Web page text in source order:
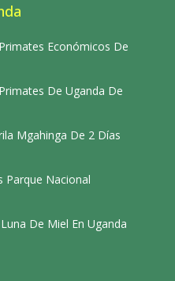
Económicos De
De Uganda De
Mgahinga De 2 Días
Parque Nacional
De Miel En Uganda